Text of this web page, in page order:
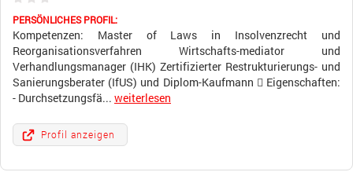
PERSÖNLICHES PROFIL:
Kompetenzen: Master of Laws in Insolvenzrecht und
Reorganisationsverfahren Wirtschafts-mediator und
Verhandlungsmanager (IHK) Zertifizierter Restrukturierungs- und
Sanierungsberater (IfUS) und Diplom-Kaufmann  Eigenschaften:
- Durchsetzungsfä... weiterlesen
Profil anzeigen